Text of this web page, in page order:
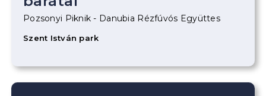
Pozsonyi Piknik - Danubia Rézfúvós Együttes
Szent István park